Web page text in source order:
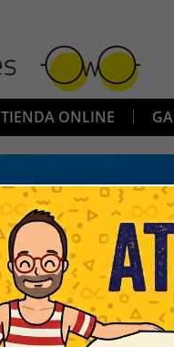
TIENDA ONLINE